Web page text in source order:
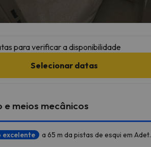
para verificar a disponibilidade
Selecionar datas
e meios mecânicos
a 65 m da pistas de esqui em Adet.